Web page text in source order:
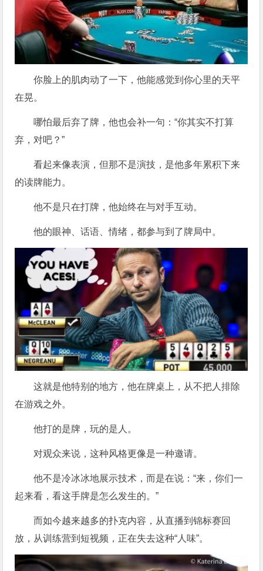
你脸上的肌肉动了一下，他能感觉到你心里的天平
在晃。
哪怕最后弃了牌，他也会补一句：“你其实不打算
弃，对吧？”
看起来像表演，但那不是演技，是他多年累积下来
的读牌能力。
他不是只在打牌，他始终在与对手互动。
他的眼神、话语、情绪，都参与到了牌局中。
这就是他特别的地方，他在牌桌上，从不把人排除
在游戏之外。
他打的是牌，玩的是人。
对观众来说，这种风格更像是一种邀请。
他不是冷冰冰地展示技术，而是在说：“来，你们一
起来看，看这手牌是怎么发生的。”
而如今越来越多的扑克内容，从直播到锦标赛回
放，从训练营到短视频，正在失去这种“人味”。